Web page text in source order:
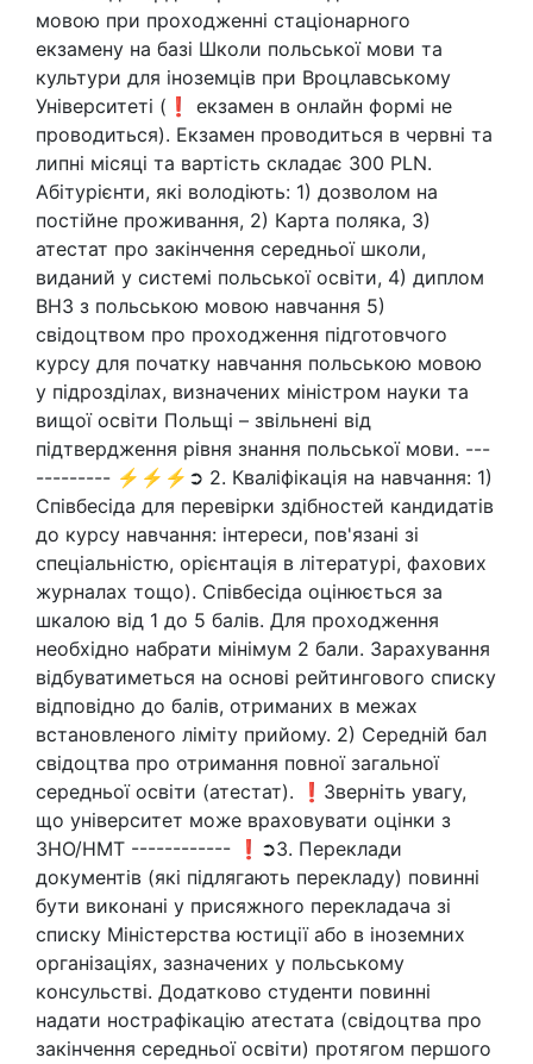
мовою при проходженні стаціонарного
екзамену на базі Школи польської мови та
культури для іноземців при Вроцлавському
Університеті (❗ екзамен в онлайн формі не
проводиться). Екзамен проводиться в червні та
липні місяці та вартість складає 300 PLN.
Абітурієнти, які володіють: 1) дозволом на
постійне проживання, 2) Карта поляка, 3)
атестат про закінчення середньої школи,
виданий у системі польської освіти, 4) диплом
ВНЗ з польською мовою навчання 5)
свідоцтвом про проходження підготовчого
курсу для початку навчання польською мовою
у підрозділах, визначених міністром науки та
вищої освіти Польщі – звільнені від
підтвердження рівня знання польської мови. ---
--------- ⚡⚡⚡➲ 2. Кваліфікація на навчання: 1)
Співбесіда для перевірки здібностей кандидатів
до курсу навчання: інтереси, пов'язані зі
спеціальністю, орієнтація в літературі, фахових
журналах тощо). Співбесіда оцінюється за
шкалою від 1 до 5 балів. Для проходження
необхідно набрати мінімум 2 бали. Зарахування
відбуватиметься на основі рейтингового списку
відповідно до балів, отриманих в межах
встановленого ліміту прийому. 2) Середній бал
свідоцтва про отримання повної загальної
середньої освіти (атестат). ❗Зверніть увагу,
що університет може враховувати оцінки з
ЗНО/НМТ ------------ ❗➲3. Переклади
документів (які підлягають перекладу) повинні
бути виконані у присяжного перекладача зі
списку Міністерства юстиції або в іноземних
організаціях, зазначених у польському
консульстві. Додатково студенти повинні
надати нострафікацію атестата (свідоцтва про
закінчення середньої освіти) протягом першого